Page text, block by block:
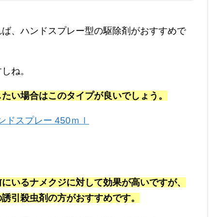
、ハンドスプレー型の駆除剤がおすすめで
ね。
い場合はこのタイプが良いでしょう。
ドスプレー 450ｍｌ
いるナメクジに対して効果が高いですが、
引殺虫剤の方がおすすめです。